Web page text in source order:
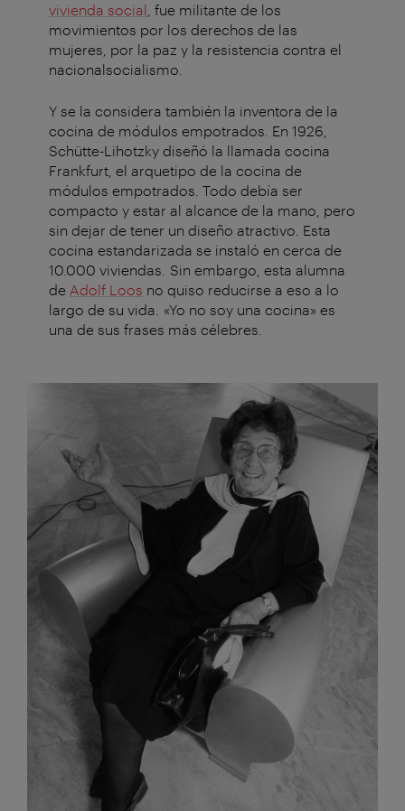
vivienda social , fue militante de los
movimientos por los derechos de las
mujeres, por la paz y la resistencia contra el
nacionalsocialismo.
Y se la considera también la inventora de la
cocina de módulos empotrados. En 1926,
Schütte-Lihotzky diseñó la llamada cocina
Frankfurt, el arquetipo de la cocina de
módulos empotrados. Todo debía ser
compacto y estar al alcance de la mano, pero
sin dejar de tener un diseño atractivo. Esta
cocina estandarizada se instaló en cerca de
10.000 viviendas. Sin embargo, esta alumna
de Adolf Loos no quiso reducirse a eso a lo
largo de su vida. «Yo no soy una cocina» es
una de sus frases más célebres.